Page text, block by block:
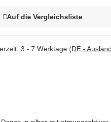
Auf die Vergleichsliste
3 - 7 Werktage (DE -